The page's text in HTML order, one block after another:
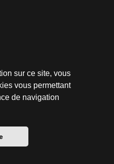
sur ce site, vous
vous permettant
de navigation
Software © phpBB Limited
officielle